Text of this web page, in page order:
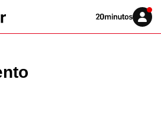
Volver
Iniciar
sesión